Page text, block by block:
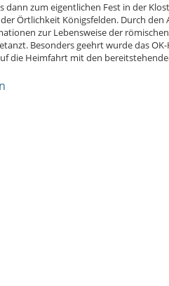
dann zum eigentlichen Fest in der
Örtlichkeit Königsfelden. Durch
zur Lebensweise der
Besonders geehrt wurde das
die Heimfahrt mit den